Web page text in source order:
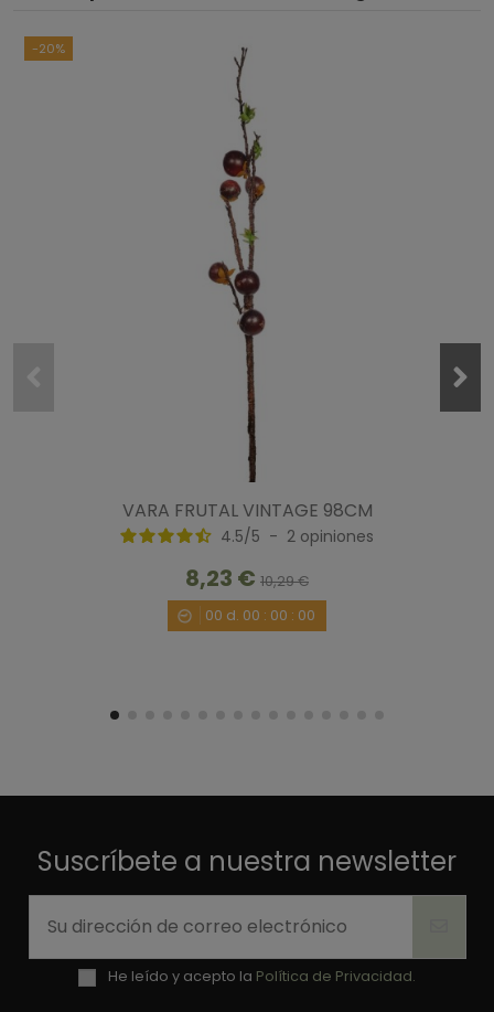
-20%
VARA FRUTAL VINTAGE 98CM
4.5/5 - 2 opiniones
8,23 € 10,29 €
00 d. 00 : 00 : 00
Suscríbete a nuestra newsletter
He leído y acepto la Política de Privacidad.